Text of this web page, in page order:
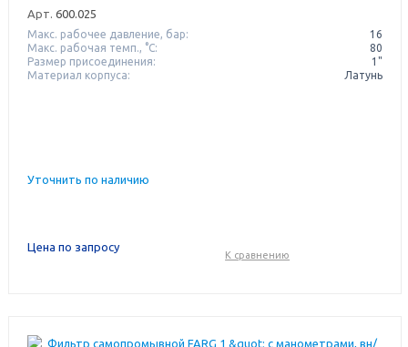
Арт. 600.025
Макс. рабочее давление, бар:
16
Макс. рабочая темп., °С:
80
Размер присоединения:
1"
Материал корпуса:
Латунь
Уточнить по наличию
Цена по запросу
К сравнению